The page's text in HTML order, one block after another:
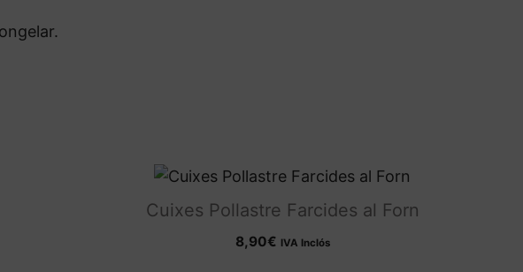
Cuixes Pollastre Farcides al Forn
8,90€ IVA Inclós